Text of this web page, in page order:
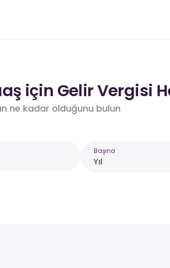
için Gelir Vergisi
ne kadar olduğunu bulun
Başına
Yıl